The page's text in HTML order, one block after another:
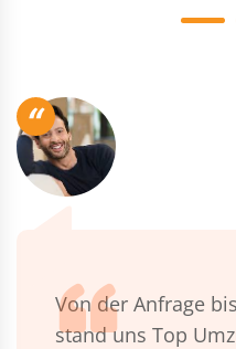
“
Von der Anfrage
stand uns Top